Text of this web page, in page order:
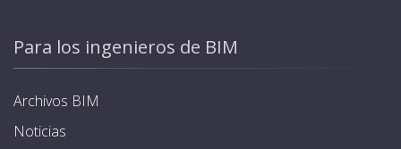
Para los ingenieros de BIM
Archivos BIM
Noticias